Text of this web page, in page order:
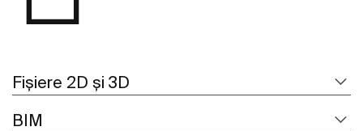
Fișiere 2D și 3D
BIM